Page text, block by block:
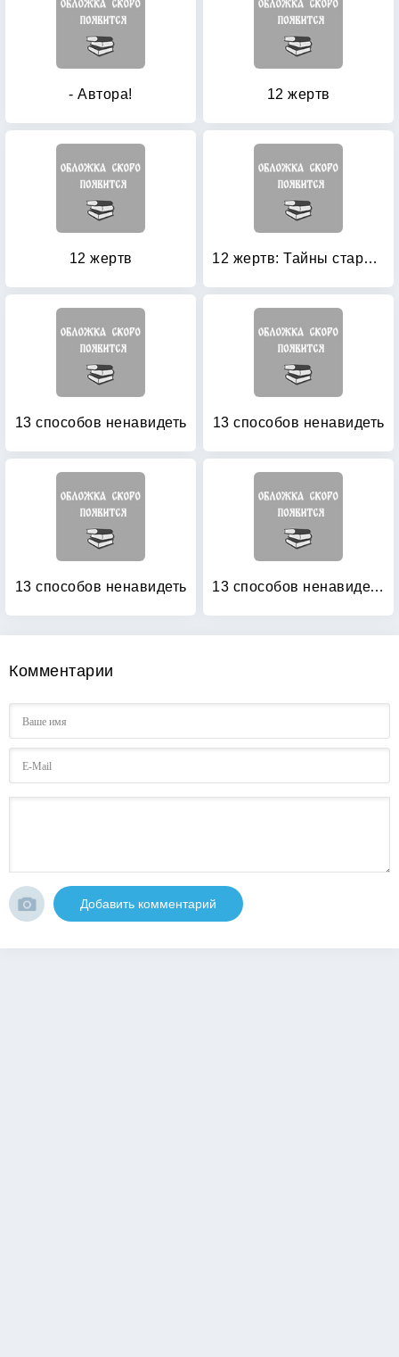
- Автора! 12 жертв
12 жертв 12 жертв: Тайны старого Петербурга
13 способов ненавидеть 13 способов ненавидеть
13 способов ненавидеть 13 способов ненавидеть: Уйти нельзя остаться
Комментарии